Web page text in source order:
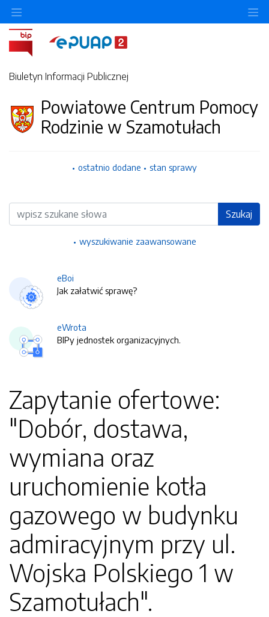
Biuletyn Informacji Publicznej
Powiatowe Centrum Pomocy
Rodzinie w Szamotułach
ostatnio dodane stan sprawy
Wyszukiwarka Szukaj
wyszukiwanie zaawansowane
eBoi
Jak załatwić sprawę?
eWrota
BIPy jednostek organizacyjnych.
Zapytanie ofertowe:
"Dobór, dostawa,
wymiana oraz
uruchomienie kotła
gazowego w budynku
admiracyjnym przy ul.
Wojska Polskiego 1 w
Szamotułach".